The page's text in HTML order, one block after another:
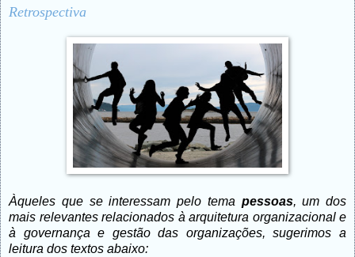
Retrospectiva
Àqueles que se interessam pelo tema pessoas, um dos
mais relevantes relacionados à arquitetura organizacional e
à governança e gestão das organizações, sugerimos a
leitura dos textos abaixo: